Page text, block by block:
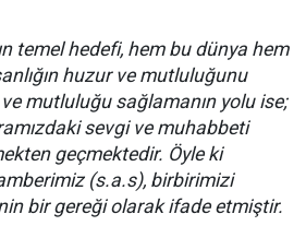
temel hedefi, hem bu dünya hem
huzur ve mutluluğunu
mutluluğu sağlamanın yolu ise;
sevgi ve muhabbeti
geçmektedir. Öyle ki
(s.a.s), birbirimizi
bir gereği olarak ifade etmiştir.